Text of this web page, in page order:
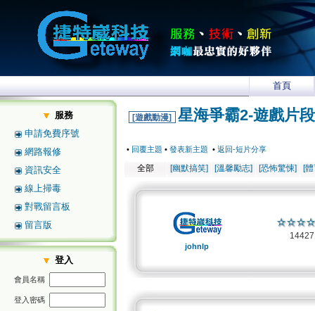
首頁
服務
申請免費序號
網路報修
資訊安全
線上掃毒
對戰留言板
留言版
登入
會員名稱
登入密碼
[遊戲動漫] 星海爭霸2-遊戲片
• 回覆主題 • 發表新主題 • 返回-短片分享
全部 [幽默搞笑] [溫馨勵志] [恐怖驚悚] [
johnlp